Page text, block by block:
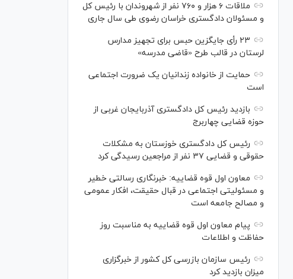
ملاقات ۶ هزار و ۷۶۰ نفر از شهروندان با رئیس کل
و مسئولان دادگستری خراسان رضوی طی سال جاری
۲۳ رأی جایگزین حبس برای تجهیز مدارس
لرستان در قالب طرح «قاضی مدرسه»
حمایت از خانواده زندانیان یک ضرورت اجتماعی
است
بازدید رئیس کل دادگستری آذربایجان غربی از
حوزه قضایی چهاربرج
رئیس کل دادگستری خوزستان به مشکلات
حقوقی و قضایی ۳۷ نفر از مراجعین رسیدگی کرد
معاون اول قوه قضاییه: خبرنگاری رسالتی خطیر
و مسئولیتی اجتماعی در قبال حقیقت، افکار عمومی
و مصالح جامعه است
پیام معاون اول قوه قضاییه به مناسبت روز
حفاظت و اطلاعات
رئیس سازمان بازرسی کل کشور از خبرگزاری
میزان بازدید کرد